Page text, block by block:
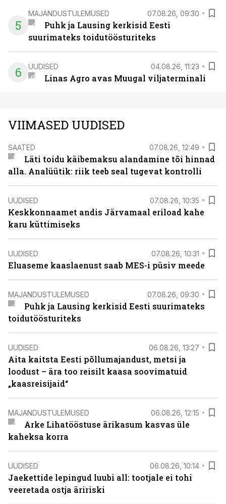
5
MAJANDUSTULEMUSED 07.08.26, 09:30
Puhk ja Lausing kerkisid Eesti
suurimateks toidutöösturiteks
6 UUDISED 04.08.26, 11:23
Linas Agro avas Muugal viljaterminali
VIIMASED UUDISED
SAATED 07.08.26, 12:49
Läti toidu käibemaksu alandamine tõi hinnad
alla. Analüütik: riik teeb seal tugevat kontrolli
UUDISED 07.08.26, 10:35
Keskkonnaamet andis Järvamaal eriload kahe
karu küttimiseks
UUDISED 07.08.26, 10:31
Eluaseme kaaslaenust saab MES-i püsiv meede
MAJANDUSTULEMUSED 07.08.26, 09:30
Puhk ja Lausing kerkisid Eesti suurimateks
toidutöösturiteks
UUDISED 06.08.26, 13:27
Aita kaitsta Eesti põllumajandust, metsi ja
loodust – ära too reisilt kaasa soovimatuid
„kaasreisijaid“
MAJANDUSTULEMUSED 06.08.26, 12:15
Arke Lihatööstuse ärikasum kasvas üle
kaheksa korra
UUDISED 06.08.26, 10:14
Jaekettide lepingud luubi all: tootjale ei tohi
veeretada ostja äririski